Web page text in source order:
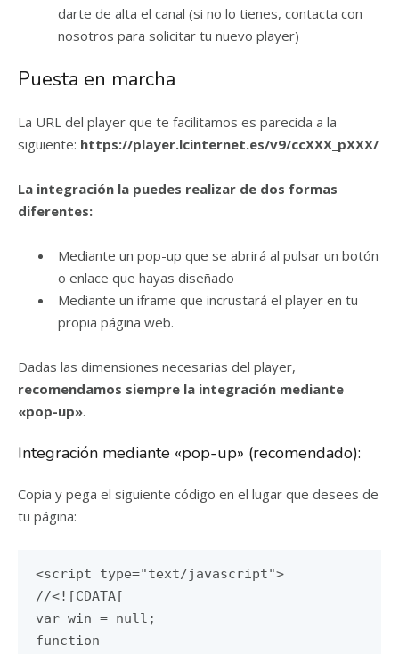
darte de alta el canal (si no lo tienes, contacta con
nosotros para solicitar tu nuevo player)
Puesta en marcha
La URL del player que te facilitamos es parecida a la
siguiente: https://player.lcinternet.es/v9/ccXXX_pXXX/
La integración la puedes realizar de dos formas
diferentes:
Mediante un pop-up que se abrirá al pulsar un botón
o enlace que hayas diseñado
Mediante un iframe que incrustará el player en tu
propia página web.
Dadas las dimensiones necesarias del player,
recomendamos siempre la integración mediante
«pop-up».
Integración mediante «pop-up» (recomendado):
Copia y pega el siguiente código en el lugar que desees de
tu página:
<script type="text/javascript">
//<![CDATA[
var win = null;
function